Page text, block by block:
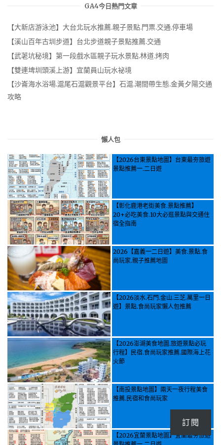
GA4今日熱門文章
【大新店游泳池】大台北玩水推薦.親子景點.門票.交通.停車場
【溪山百年古圳步道】台北步道親子景點推薦.交通
【武荖坑秘境】第一段戲水區親子玩水景點.林道.烤肉
【雙連埤圳頭溪上游】宜蘭員山玩水祕境
【沙崙海水浴場.滬尾石滬觀景平台】石滬.潮間帶生態.金黃夕陽交通
攻略
懶人包
【2026台東景點地圖】台東最夯旅遊
景點推薦一.二日遊
【彰化鹿港老街美食.景點推薦】
20+必吃美食.10大必逛景點與交通住
宿全指南
2026【嘉義一二日遊】美食.景點.食
尚玩家.親子推薦地圖
【2026淡水.石門.金山.三芝.萬里一日
遊】景點.食尚玩家懶人包推薦
【2026澎湖美食地圖.旅遊景點必玩
行程】民宿.食尚玩家推薦.國際海上花
火節
【南投景點地圖】兩天一夜行程美食
推薦.民宿和食尚玩家
【2026宜蘭景點地圖】宜蘭最夯旅遊
訂閱